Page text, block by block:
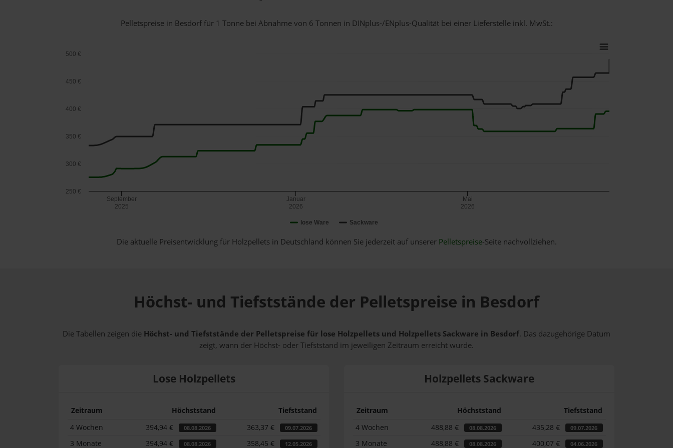
Pelletspreise in Besdorf für 1 Tonne bei Abnahmevon 6 Tonnen in DINplus-/ENplus-Qualität bei einer Lieferstelle inkl. MwSt.:
lose Ware Sackware
September
2025
Januar
2026
Mai
2026
250 €
300 €
350 €
400 €
450 €
500 €
Die aktuelle Preisentwicklung für Holzpellets in Deutschland können Sie jederzeit auf unserer Pelletspreise-Seite nachvollziehen.
Höchst- und Tiefststände der Pelletspreise in Besdorf
Die Tabellen zeigen die Höchst- und Tiefststände der Pelletspreise für lose Holzpellets und Holzpellets Sackware in Besdorf. Das dazugehörige Datum
zeigt, wann der Höchst- oder Tiefststand im jeweiligen Zeitraum erreicht wurde.
Lose Holzpellets
Zeitraum Höchststand
Tiefststand
4 Wochen
394,94 € 08.08.2026 363,37 € 09.07.2026
3 Monate 394,94 € 08.08.2026 358,45 € 12.05.2026
Holzpellets Sackware
Zeitraum Höchststand
Tiefststand
4 Wochen
488,88 € 08.08.2026 435,28 € 09.07.2026
3 Monate 488,88 € 08.08.2026 400,07 € 04.06.2026